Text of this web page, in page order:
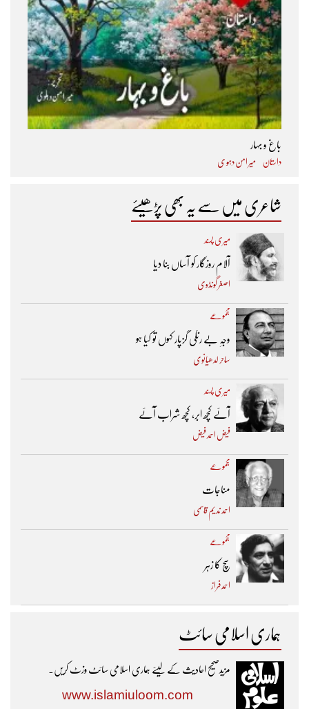
باغ و بہار
داستان میر امن دہو ی
شاعری میں سے یہ بھی پڑھیئے
میری پسند
آلام روزگار کو آساں بنا دیا
اصغر گونڈوی
مجموعے
وجہِ بے رنگی گزپار کہوں تو کیا ہو
ساحر لدھیانوی
میری پسند
آئے کچھ ابر، کچھ شراب آئے
فیض احمد فیض
مجموعے
مناجات
احمد ندیم قاسمی
مجموعے
سچ کا زہر
احمد فراز
ہماری اسلامی سائٹ
مزیدصحیح احادیث کے لیئے ہماری اسلامی سائٹ وزٹ کریں۔
www.islamiuloom.com